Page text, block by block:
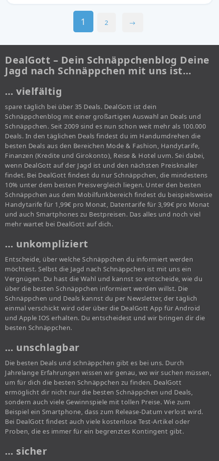
1 2 →
DealGott – Dein Schnäppchenblog Deine
Jagd nach Schnäppchen mit uns ist…
… vielfältig
spare täglich bei über 35 Deals. DealGott ist dein
Schnäppchenblog mit einer großartigen Auswahl an Deals und
Schnäppchen. Seit 2009 sind es nun schon weit mehr als 100.000
Deals. In den täglichen Deals findest du im Handumdrehen die
besten Deals aus den Bereichen Mode & Fashion, Handytarife,
Finanzen (Kredite und Girokonto), Reise & Hotel uvm. Sei dabei,
wenn DealGott auf der Jagd ist und den nächsten Preisknaller
findet. Bei DealGott findest du nur Schnäppchen, die mindestens
10% unter dem besten Preisvergleich liegen. Unter den besten
Schnäppchen aus dem Mobilfunkbereich findest du beispielsweise
Handytarife für 1,99€ pro Monat, Datentarife für 3,99€ pro Monat
und auch Smartphones zu Bestpreisen. Das alles und noch viel
mehr wartet bei DealGott auf dich.
… unkompliziert
Entscheide, über welche Schnäppchen du informiert werden
möchtest. Selbst die Jagd nach Schnäppchen ist mit uns ein
Vergnügen. Du hast die Wahl und kannst so entscheide, wie du
über die besten Schnäppchen informiert werden willst. Die
Schnäppchen und Deals kannst du per Newsletter, der täglich
einmal verschickt wird oder über die DealGott App für Android
und Apple IOS erhalten. Du entscheidest und wir bringen dir die
besten Schnäppchen.
… unschlagbar
Die besten Deals und schnäppchen gibt es bei uns. Durch
Jahrelange Erfahrungen wissen wir genau, wo wir suchen müssen,
um für dich die besten Schnäppchen zu finden. DealGott
ermöglicht dir nicht nur die besten Schnäppchen und Deals,
sondern auch viele Gewinnspiele mit tollen Preise. Wie zum
Beispiel ein Smartphone, dass zum Release-Datum verlost wird.
Bei DealGott findest auch viele kostenlose Test-Artikel oder
Proben, die es immer für ein begrenztes Kontingent gibt.
… sicher